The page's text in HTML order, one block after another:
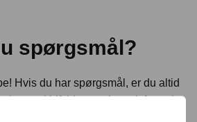
spørgsmål?
Hvis du har spørgsmål, er du altid
os. Udfyld vores kontaktformular